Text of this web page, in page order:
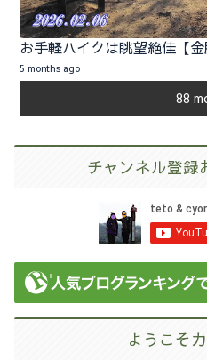
5 months ago
88
チャンネル登録
ようこそ